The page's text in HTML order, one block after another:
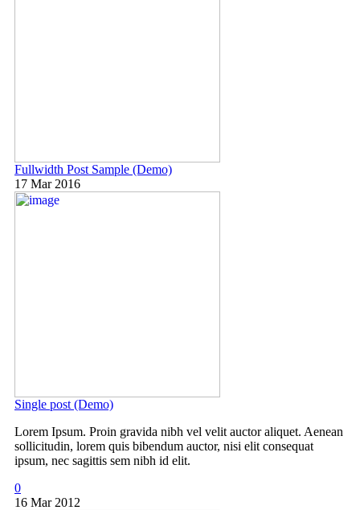
Fullwidth Post Sample (Demo)
17 Mar 2016
Single post (Demo)
Lorem Ipsum. Proin gravida nibh vel velit auctor aliquet. Aenean
sollicitudin, lorem quis bibendum auctor, nisi elit consequat
ipsum, nec sagittis sem nibh id elit.
0
16 Mar 2012